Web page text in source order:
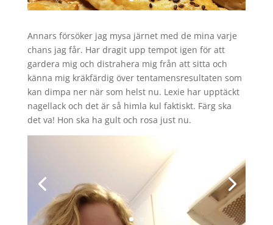
Annars försöker jag mysa järnet med de mina varje
chans jag får. Har dragit upp tempot igen för att
gardera mig och distrahera mig från att sitta och
känna mig kräkfärdig över tentamensresultaten som
kan dimpa ner när som helst nu. Lexie har upptäckt
nagellack och det är så himla kul faktiskt. Färg ska
det va! Hon ska ha gult och rosa just nu.